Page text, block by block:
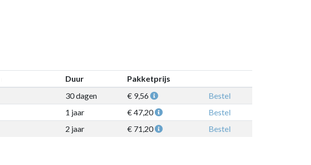
Duur
Pakketprijs
30 dagen € 9,56
Bestel
1 jaar
€ 47,20
Bestel
2 jaar
€ 71,20 Bestel